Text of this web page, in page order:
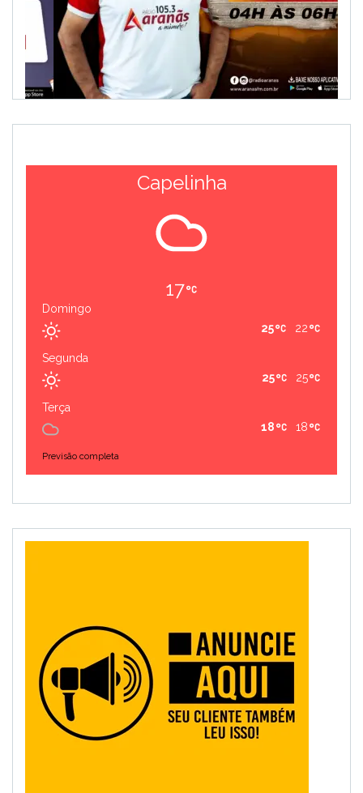
Capelinha
17
Domingo
22
25
Segunda
25
25
Terça
18
18
Previsão completa